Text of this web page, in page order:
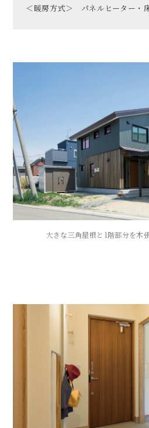
＜暖房方式＞ パネルヒーター・
大きな三角屋根と1階部分を木